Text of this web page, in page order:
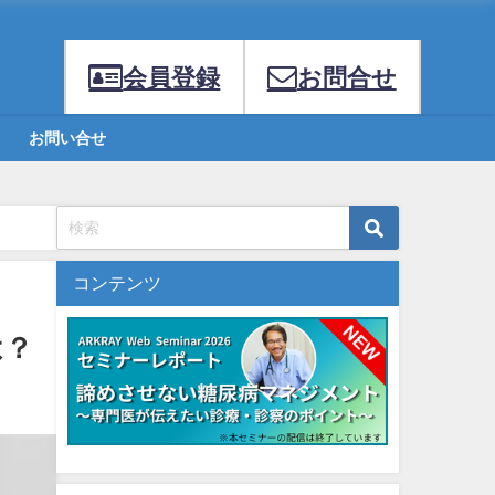
会員登録 お問合せ
お問い合せ
コンテンツ